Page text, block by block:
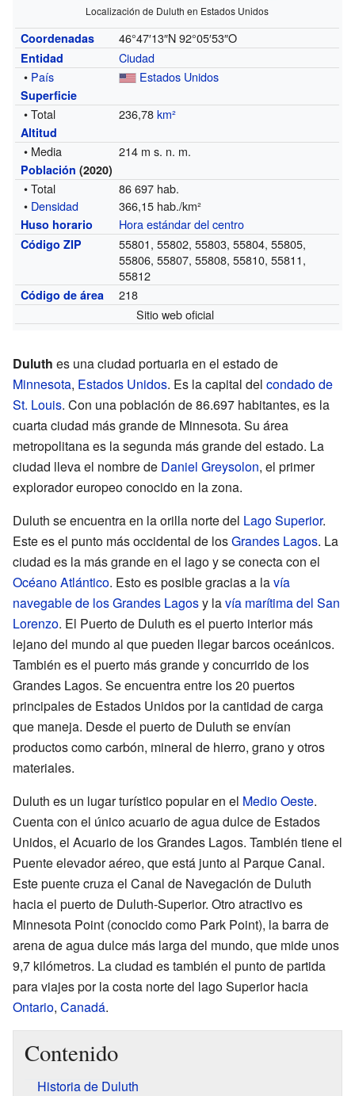
Localización de Duluth en Estados Unidos
Coordenadas 46°47′13″N 92°05′53″O
Entidad
Ciudad
• País Estados Unidos
Superficie
• Total 236,78km²
Altitud
• Media 214 m s. n. m.
Población (2020)
• Total
86 697 hab.
• Densidad 366,15 hab./km²
Huso horario Hora estándar del centro
Código ZIP
55801, 55802, 55803, 55804, 55805,
55806, 55807, 55808, 55810, 55811,
55812
Código de área
218
Sitio web oficial
Duluth es una ciudad portuaria en el estado de
Minnesota, Estados Unidos. Es la capital del condado de
St. Louis. Con una población de 86.697 habitantes, es la
cuarta ciudad más grande de Minnesota. Su área
metropolitana es la segunda más grande del estado. La
ciudad lleva el nombre de Daniel Greysolon, el primer
explorador europeo conocido en la zona.
Duluth se encuentra en la orilla norte del Lago Superior.
Este es el punto más occidental de losGrandes Lagos. La
ciudad es la más grande en el lago y se conecta con el
Océano Atlántico. Esto es posible gracias a lavía
navegable de los Grandes Lagosy lavía marítima del San
Lorenzo. El Puerto de Duluth es el puerto interior más
lejano del mundo al que pueden llegar barcos oceánicos.
También es el puerto más grande y concurrido de los
Grandes Lagos. Se encuentra entre los 20 puertos
principales de Estados Unidos por la cantidad de carga
que maneja. Desde el puerto de Duluth se envían
productos como carbón, mineral de hierro, grano y otros
materiales.
Duluth es un lugar turístico popular en el Medio Oeste.
Cuenta con el único acuario de agua dulce de Estados
Unidos, el Acuario de los Grandes Lagos. También tiene el
Puente elevador aéreo, que está junto al Parque Canal.
Este puente cruza el Canal de Navegación de Duluth
hacia el puerto de Duluth-Superior. Otro atractivo es
Minnesota Point (conocido como Park Point), la barra de
arena de agua dulce más larga del mundo, que mide unos
9,7 kilómetros. La ciudad es también el punto de partida
para viajes por la costa norte del lago Superior hacia
Ontario, Canadá.
Contenido
Historia de Duluth